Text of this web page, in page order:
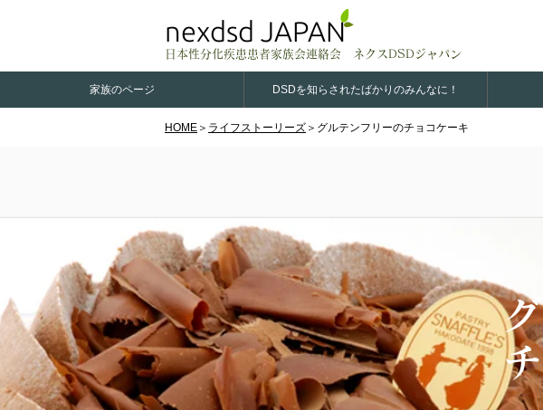
nexdsd JAPAN
日本性分化疾患患者家族会連絡会 ネクスDSDジャパン
家族のページ DSDを知らされたばかりのみんなに！
HOME ＞ ライフストーリーズ ＞グルテンフリーのチョコケーキ